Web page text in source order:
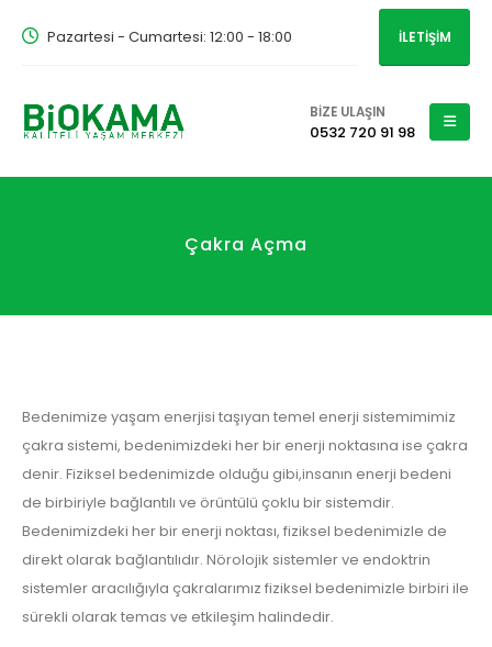
Pazartesi - Cumartesi: 12:00 - 18:00 İLETİŞİM
BİZE ULAŞIN
0532 720 91 98
Çakra Açma
Bedenimize yaşam enerjisi taşıyan temel enerji sistemimimiz
çakra sistemi, bedenimizdeki her bir enerji noktasına ise çakra
denir. Fiziksel bedenimizde olduğu gibi,insanın enerji bedeni
de birbiriyle bağlantılı ve örüntülü çoklu bir sistemdir.
Bedenimizdeki her bir enerji noktası, fiziksel bedenimizle de
direkt olarak bağlantılıdır. Nörolojik sistemler ve endoktrin
sistemler aracılığıyla çakralarımız fiziksel bedenimizle birbiri ile
sürekli olarak temas ve etkileşim halindedir.